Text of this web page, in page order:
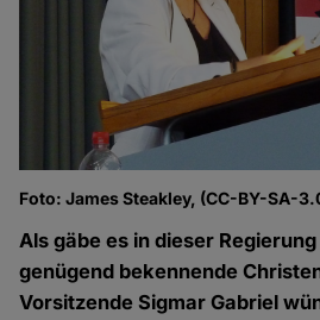
Foto: James Steakley, (CC-BY-SA-
Als gäbe es in dieser
genügend bekennende
Vorsitzende Sigmar Gabriel